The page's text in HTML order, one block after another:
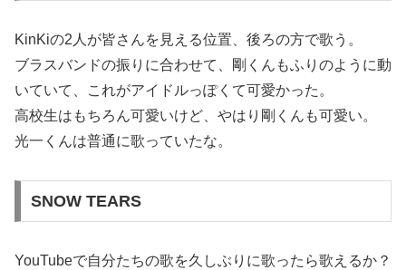
KinKiの2人が皆さんを見える位置、後ろの方で歌う。
ブラスバンドの振りに合わせて、剛くんもふりのように動
いていて、これがアイドルっぽくて可愛かった。
高校生はもちろん可愛いけど、やはり剛くんも可愛い。
光一くんは普通に歌っていたな。
SNOW TEARS
YouTubeで自分たちの歌を久しぶりに歌ったら歌えるか？